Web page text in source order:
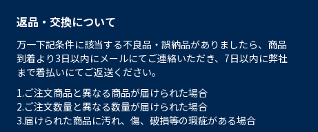
返品・交換について
万一下記条件に該当する不良品・誤納品がありましたら、商品
到着より3日以内にメールにてご連絡いただき、7日以内に弊社
まで着払いにてご返送ください。
1.ご注文商品と異なる商品が届けられた場合
2.ご注文数量と異なる数量が届けられた場合
3.届けられた商品に汚れ、傷、破損等の瑕疵がある場合